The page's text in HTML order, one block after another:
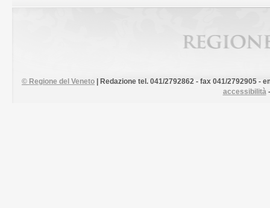
© Regione del Veneto
| Redazione tel. 041/2792862 - fax 041/2792905 -
accessibilità